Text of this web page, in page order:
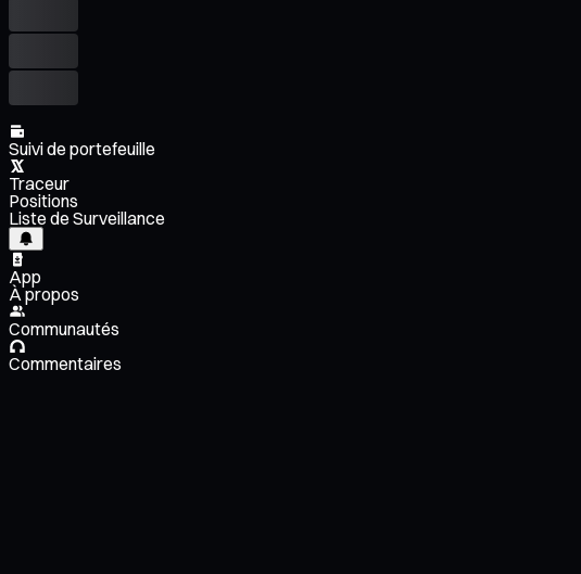
Suivi de portefeuille
Traceur
Positions
Liste de Surveillance
App
À propos
Communautés
Commentaires